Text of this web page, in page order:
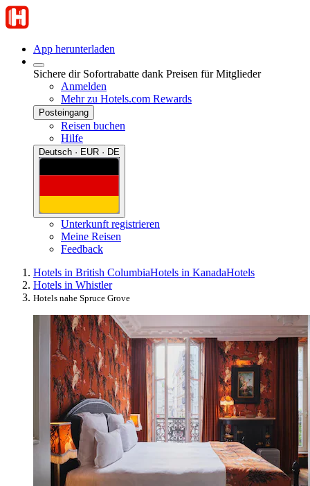
App herunterladen
Sichere dir Sofortrabatte dank Preisen für Mitglieder
Anmelden
Mehr zu Hotels.com Rewards
Posteingang
Reisen buchen
Hilfe
Deutsch · EUR · DE
Unterkunft registrieren
Meine Reisen
Feedback
Hotels in British ColumbiaHotels in KanadaHotels
Hotels in Whistler
Hotels nahe Spruce Grove